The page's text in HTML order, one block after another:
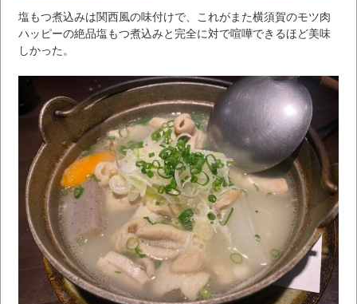
塩もつ煮込みは関西風の味付けで、これがまた横須賀のモツ肉
ハッピーの絶品塩もつ煮込みと完全に対で喧嘩できるほど美味
しかった。